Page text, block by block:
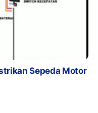
Sepeda Motor